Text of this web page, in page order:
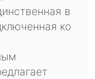
в
ко